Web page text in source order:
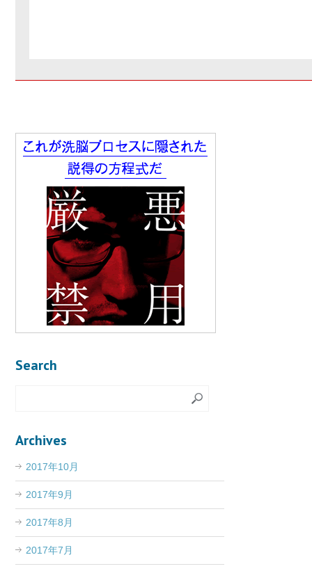
Search
Archives
2017年10月
2017年9月
2017年8月
2017年7月